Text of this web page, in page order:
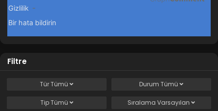
Filtre
TürTümü Durum Tümü
TipTümü Sıralama Varsayılan